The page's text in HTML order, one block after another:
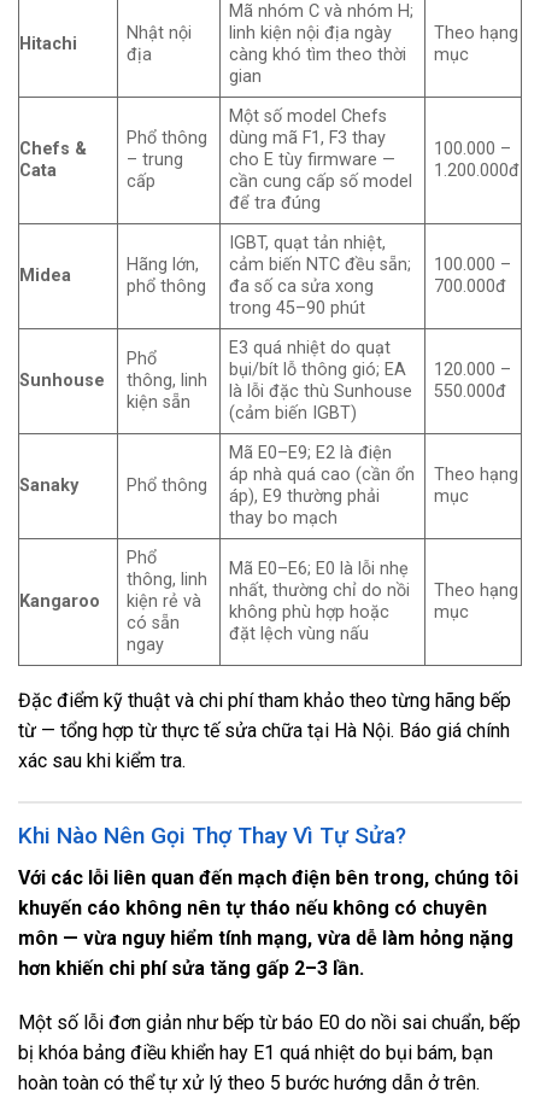
Hitachi
Nhật nội
địa
Mã nhóm C và nhóm H;
linh kiện nội địa ngày
càng khó tìm theo thời
gian
Theo hạng
mục
Chefs &
Cata
Phổ thông
– trung
cấp
Một số model Chefs
dùng mã F1, F3 thay
cho E tùy firmware —
cần cung cấp số model
để tra đúng
100.000 –
1.200.000đ
Midea
Hãng lớn,
phổ thông
IGBT, quạt tản nhiệt,
cảm biến NTC đều sẵn;
đa số ca sửa xong
trong 45–90 phút
100.000 –
700.000đ
Sunhouse
Phổ
thông, linh
kiện sẵn
E3 quá nhiệt do quạt
bụi/bít lỗ thông gió; EA
là lỗi đặc thù Sunhouse
(cảm biến IGBT)
120.000 –
550.000đ
Sanaky Phổ thông
Mã E0–E9; E2 là điện
áp nhà quá cao (cần ổn
áp), E9 thường phải
thay bo mạch
Theo hạng
mục
Kangaroo
Phổ
thông, linh
kiện rẻ và
có sẵn
ngay
Mã E0–E6; E0 là lỗi nhẹ
nhất, thường chỉ do nồi
không phù hợp hoặc
đặt lệch vùng nấu
Theo hạng
mục
Đặc điểm kỹ thuật và chi phí tham khảo theo từng hãng bếp
từ — tổng hợp từ thực tế sửa chữa tại Hà Nội. Báo giá chính
xác sau khi kiểm tra.
Khi Nào Nên Gọi Thợ Thay Vì Tự Sửa?
Với các lỗi liên quan đến mạch điện bên trong, chúng tôi
khuyến cáo không nên tự tháo nếu không có chuyên
môn — vừa nguy hiểm tính mạng, vừa dễ làm hỏng nặng
hơn khiến chi phí sửa tăng gấp 2–3 lần.
Một số lỗi đơn giản như bếp từ báo E0 do nồi sai chuẩn, bếp
bị khóa bảng điều khiển hay E1 quá nhiệt do bụi bám, bạn
hoàn toàn có thể tự xử lý theo 5 bước hướng dẫn ở trên.